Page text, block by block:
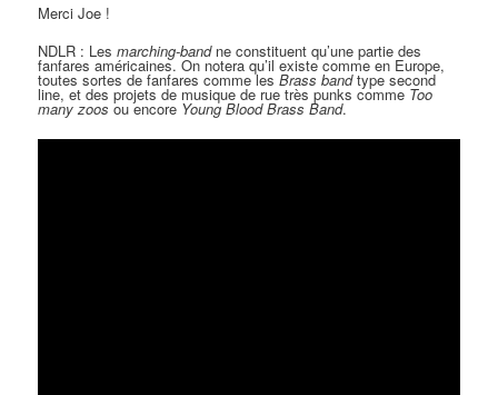
Merci Joe !
NDLR : Lesmarching-bandne constituent qu’une partie des
fanfares américaines. On notera qu’il existe comme en Europe,
toutes sortes de fanfares comme lesBrass bandtype second
line, et des projets de musique de rue très punks comme Too
many zoos ou encore Young Blood Brass Band.